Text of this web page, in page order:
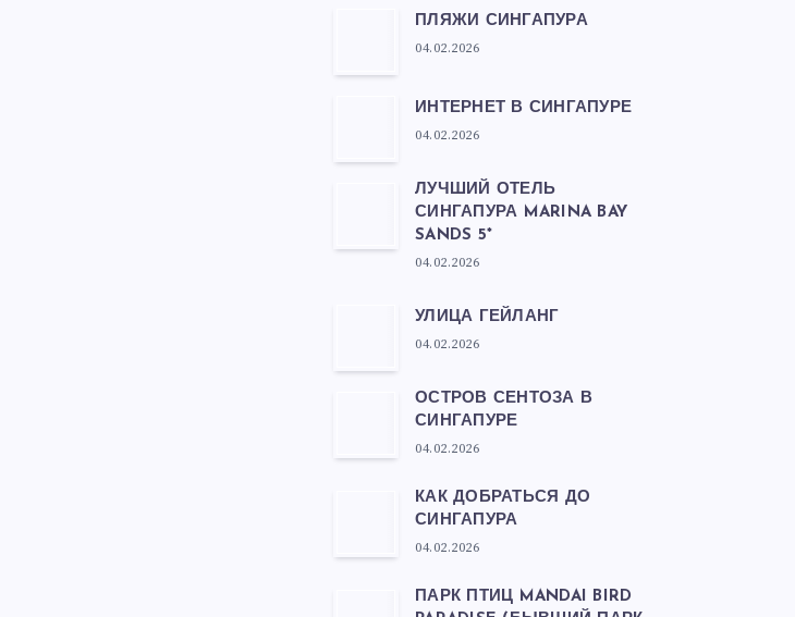
ПЛЯЖИ СИНГАПУРА
04.02.2026
ИНТЕРНЕТ В СИНГАПУРЕ
04.02.2026
ЛУЧШИЙ ОТЕЛЬ
СИНГАПУРА MARINA BAY
SANDS 5*
04.02.2026
УЛИЦА ГЕЙЛАНГ
04.02.2026
ОСТРОВ СЕНТОЗА В
СИНГАПУРЕ
04.02.2026
КАК ДОБРАТЬСЯ ДО
СИНГАПУРА
04.02.2026
ПАРК ПТИЦ MANDAI BIRD